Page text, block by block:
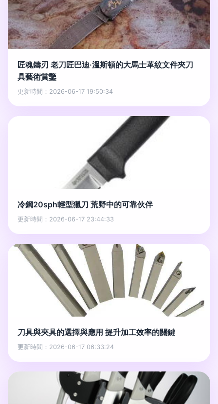
匠魂鑄刃 老刀匠巴迪·溫斯頓的大馬士革紋文件夾刀
具藝術賞鑒
更新時間：2026-06-17 19:50:34
冷鋼20sph輕型獵刀 荒野中的可靠伙伴
更新時間：2026-06-17 23:44:33
刀具與夾具的選擇與應用 提升加工效率的關鍵
更新時間：2026-06-17 06:33:24